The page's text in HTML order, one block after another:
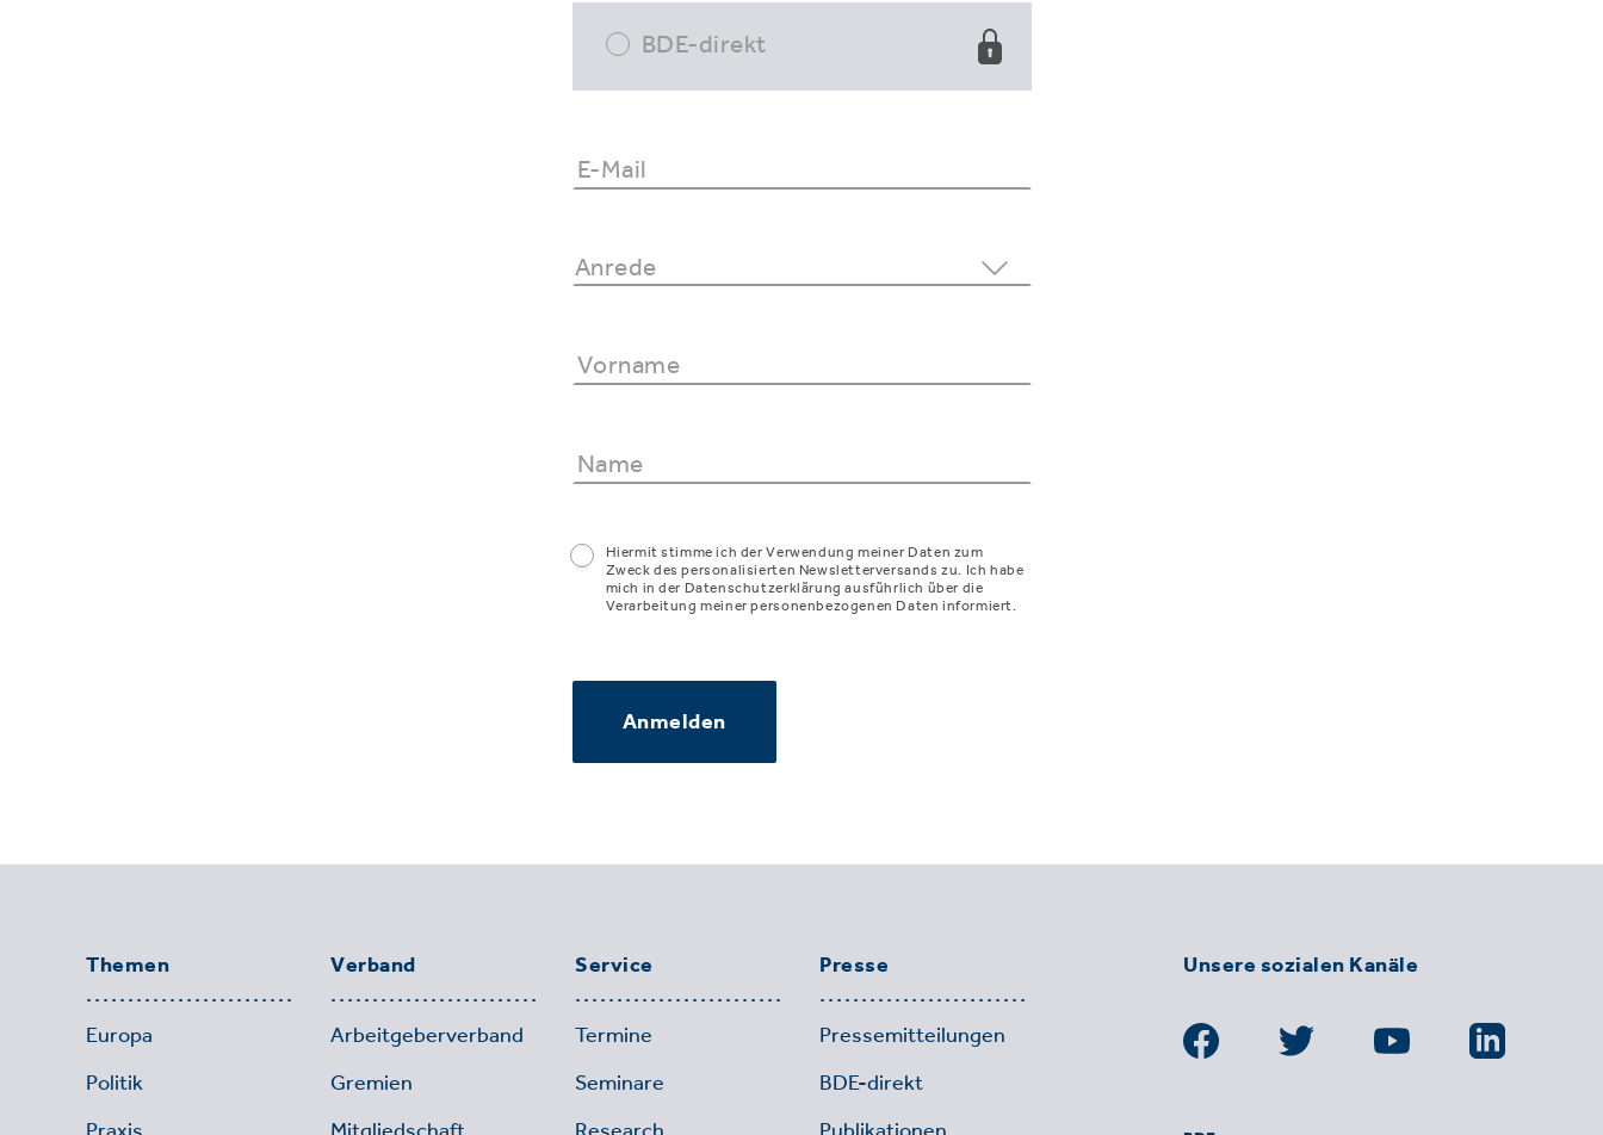
BDE-direkt
Hiermit stimme ich der Verwendung meiner Daten zum
Zweck des personalisierten Newsletterversands zu. Ich habe
mich in der Datenschutzerklärung ausführlich über die
Verarbeitung meiner personenbezogenen Daten informiert.
Anmelden
Themen
Europa
Politik
Verband
Arbeitgeberverband
Gremien
Service
Termine
Seminare
Presse
Pressemitteilungen
BDE-direkt
Unsere sozialen Kanäle